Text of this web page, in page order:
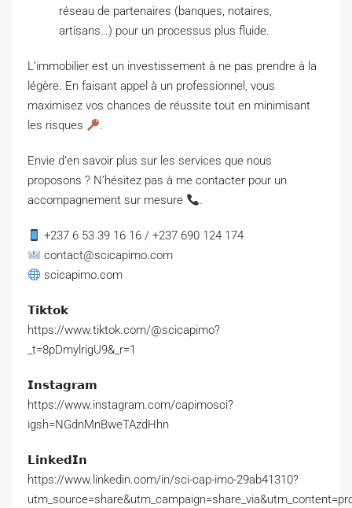
réseau de partenaires (banques, notaires,
artisans…) pour un processus plus fluide.
L’immobilier est un investissement à ne pas prendre à la
légère. En faisant appel à un professionnel, vous
maximisez vos chances de réussite tout en minimisant
les risques
.
Envie d’en savoir plus sur les services que nous
proposons ? N’hésitez pas à me contacter pour un
accompagnement sur mesure
.
+237 6 53 39 16 16 / +237 690 124 174
contact@scicapimo.com
scicapimo.com
𝗧𝗶𝗸𝘁𝗼𝗸
https://www.tiktok.com/@scicapimo?
_t=8pDmylrigU9&_r=1
𝗜𝗻𝘀𝘁𝗮𝗴𝗿𝗮𝗺
https://www.instagram.com/capimosci?
igsh=NGdnMnBweTAzdHhn
𝗟𝗶𝗻𝗸𝗲𝗱𝗜𝗻
https://www.linkedin.com/in/sci-cap-imo-29ab41310?